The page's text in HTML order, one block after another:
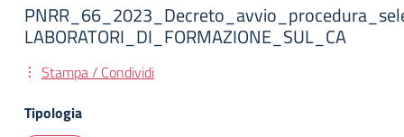
LABORATORI_DI_FORMAZIONE_SUL_CA
Stampa / Condividi
Tipologia